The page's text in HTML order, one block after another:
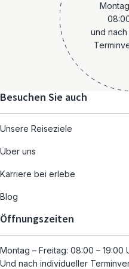
und
Besuchen Sie auch
Unsere Reiseziele
Über uns
Karriere bei erlebe
Blog
Öffnungszeiten
Montag – Freitag: 08:00 – 19:00
Und nach individueller